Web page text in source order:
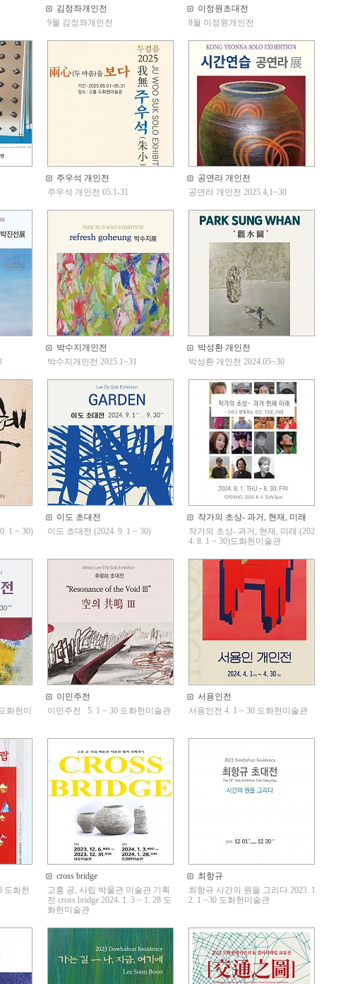
김정좌개인전
9월 김정좌개인전
이정원초대전
8월 이정원개인전
주우석 개인전
주우석 개인전 05.1-31
공연라 개인전
공연라 개인전 2025.4,1~30
박수지개인전
박수지개인전 2025.1~31
박성환 개인전
박성환 개인전 2024.05~30
1 ~ 30)
이도 초대전
이도 초대전 (2024. 9. 1 ~ 30)
작가의 초상- 과거, 현재, 미래
작가의 초상- 과거, 현재, 미래 (202
4. 8. 1 ~ 30)도화헌미술관
화헌미
이민주전
이민주전 5. 1 ~ 30 도화헌미술관
서용인전
서용인전 4. 1 ~ 30 도화헌미술관
도화헌
cross bridge
고흥 공, 사립 박물관 미술관 기획
전 cross bridge 2024. 1. 3 ~ 1. 28 도
화헌미술관
최항규
최항규 시간의 원을 그리다 2023. 1
2. 1 ~30 도화헌미술관